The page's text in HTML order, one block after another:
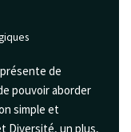
de
pouvoir aborder
simple et
Diversité, un plus,